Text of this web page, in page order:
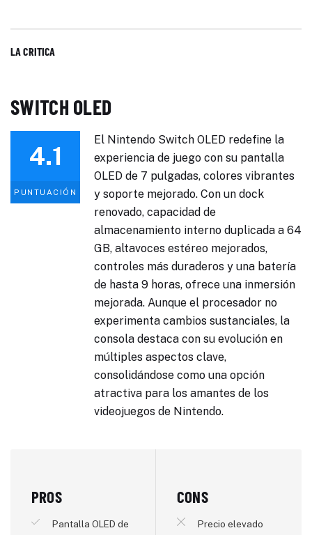
LA CRITICA
SWITCH OLED
4.1
PUNTUACIÓN
El Nintendo Switch OLED redefine la
experiencia de juego con su pantalla
OLED de 7 pulgadas, colores vibrantes
y soporte mejorado. Con un dock
renovado, capacidad de
almacenamiento interno duplicada a 64
GB, altavoces estéreo mejorados,
controles más duraderos y una batería
de hasta 9 horas, ofrece una inmersión
mejorada. Aunque el procesador no
experimenta cambios sustanciales, la
consola destaca con su evolución en
múltiples aspectos clave,
consolidándose como una opción
atractiva para los amantes de los
videojuegos de Nintendo.
PROS
Pantalla OLED de
CONS
Precio elevado